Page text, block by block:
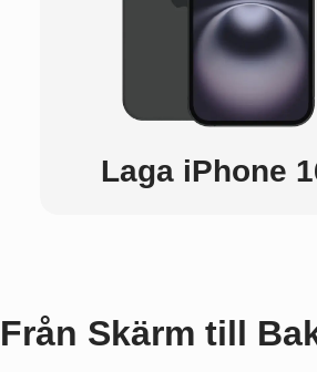
Laga iPhone
Från Skärm till